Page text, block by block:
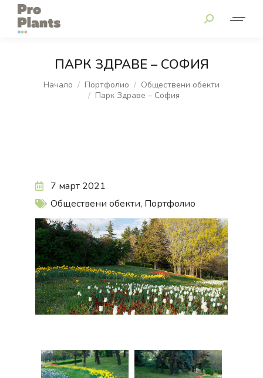
ПАРК ЗДРАВЕ – СОФИЯ
You are here:
Начало Портфолио
Обществени обекти
Парк Здраве – София
7 март 2021
Обществени обекти, Портфолио